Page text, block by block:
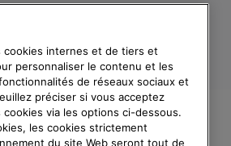
CHEZ SOREL.
cookies internes et de tiers et
personnaliser le contenu et les
de réseaux sociaux et
préciser si vous acceptez
via les options ci-dessous.
les cookies strictement
du site Web seront tout de